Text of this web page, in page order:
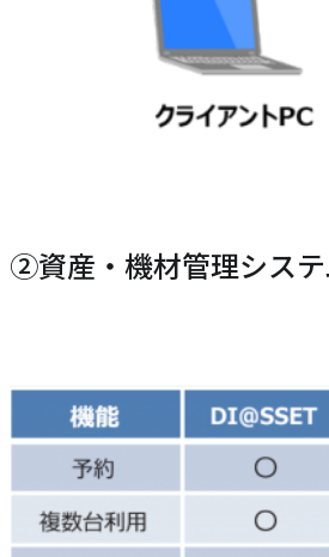
②資産・機材管理シス